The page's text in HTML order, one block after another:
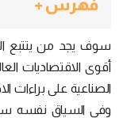
فهرس +
سوف يجد من يتتبع
أقوى الاقتصاديات
الصناعية على براءات
وفي السياق نفسه